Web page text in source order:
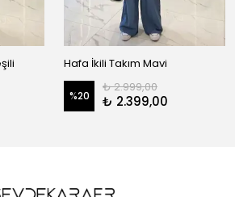
Hafa İkili Takım Mavi
%20
₺ 2.999,00
₺ 2.399,00